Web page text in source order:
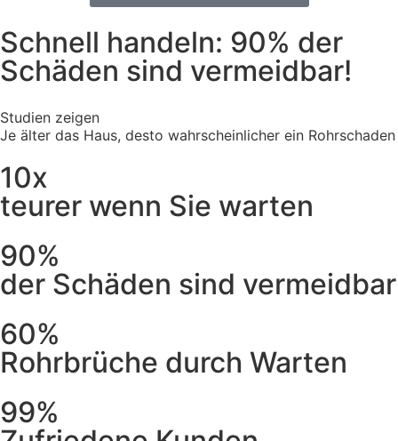
Schnell handeln: 90% der
Schäden sind vermeidbar!
Studien zeigen
Je älter das Haus, desto wahrscheinlicher ein Rohrschaden
10x
teurer wenn Sie warten
90%
der Schäden sind vermeidbar
60%
Rohrbrüche durch Warten
99%